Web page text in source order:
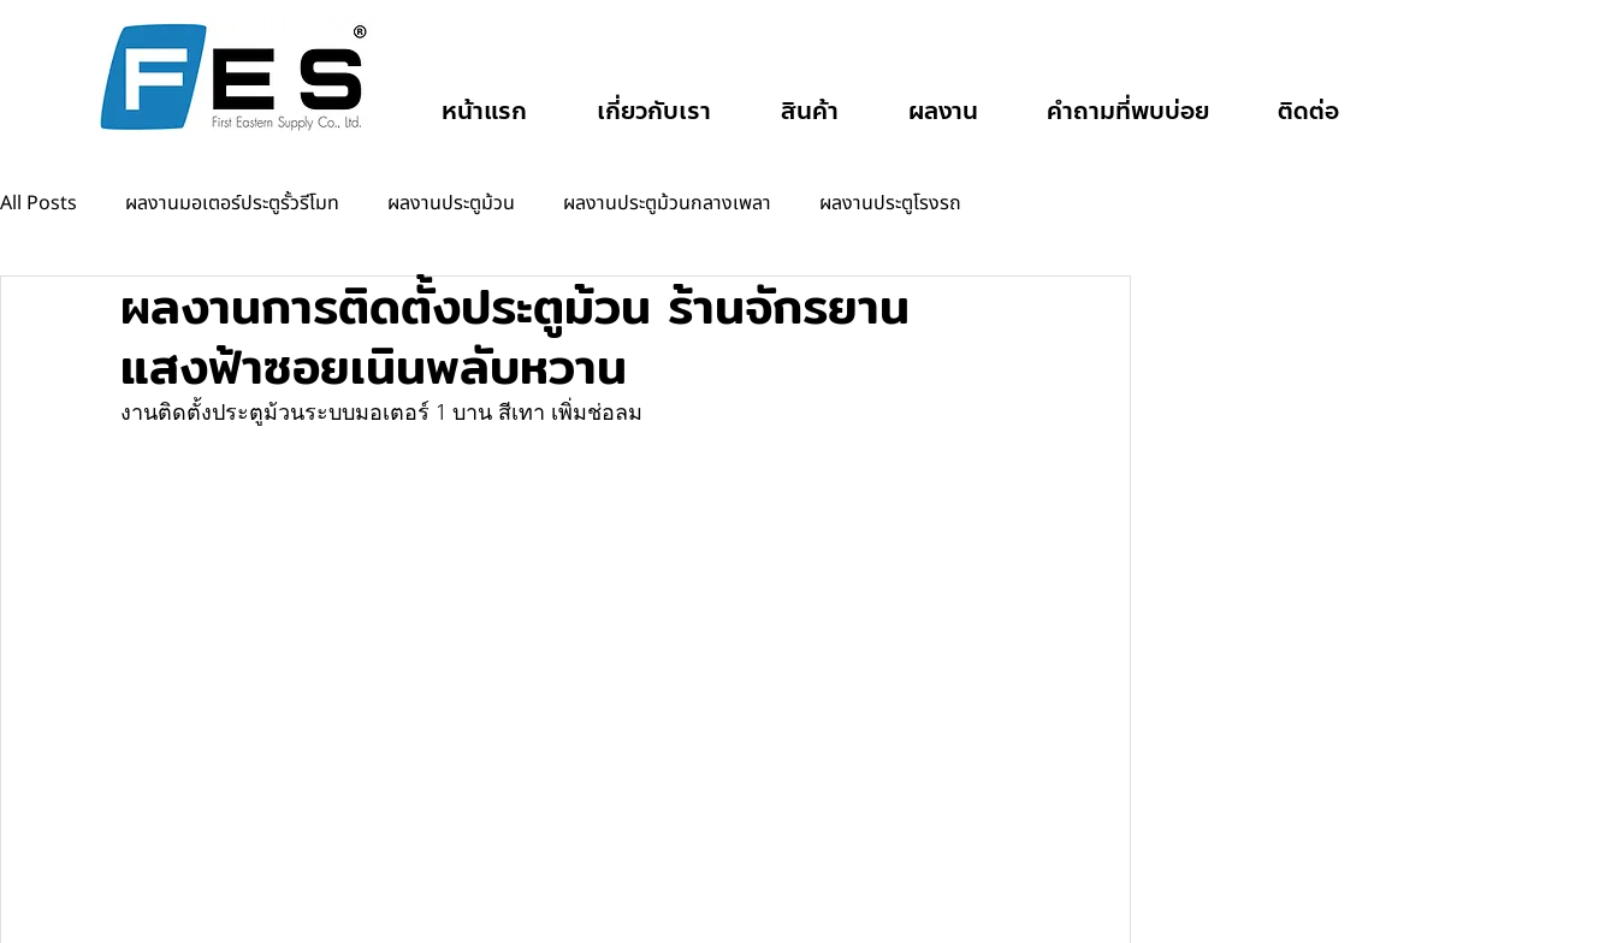
หน้าแรก เกี่ยวกับเรา สินค้า ผลงาน คำถามที่พบบ่อย ติดต่อ
All Posts ผลงานมอเตอร์ประตูรั้วรีโมท ผลงานประตูม้วน ผลงานประตูม้วนกลางเพลา ผลงานประตูโรงรถ
ผลงานแขนกั้นรถยนต์ ผลงานออโต้ดอร์
ผลงานการติดตั้งประตูม้วน ร้านจักรยาน
แสงฟ้าซอยเนินพลับหวาน
งานติดตั้งประตูม้วนระบบมอเตอร์ 1 บาน สีเทา เพิ่มช่อลม